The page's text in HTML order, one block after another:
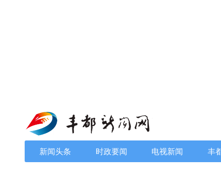
新闻头条 时政要闻 电视新闻 丰